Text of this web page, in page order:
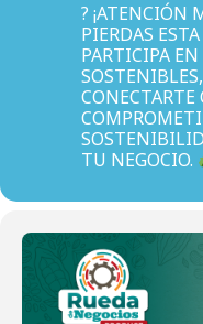
? ¡ATENCIÓN
PIERDAS
PARTICIPA
CONECTARTE
TU NEGOCIO.